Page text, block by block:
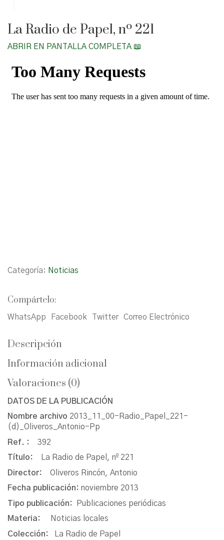
La Radio de Papel, nº 221
ABRIR EN PANTALLA COMPLETA 📖
Categoría: Noticias
Compártelo:
WhatsApp Facebook Twitter Correo Electrónico
Descripción
Información adicional
Valoraciones (0)
DATOS DE LA PUBLICACIÓN
Nombre archivo 2013_11_00-Radio_Papel_221-
(d)_Oliveros_Antonio-Pp
Ref. : 392
Título:
La Radio de Papel, nº 221
Director: Oliveros Rincón, Antonio
Fecha publicación: noviembre 2013
Tipo publicación:
Publicaciones periódicas
Materia:
Noticias locales
Colección:
La Radio de Papel